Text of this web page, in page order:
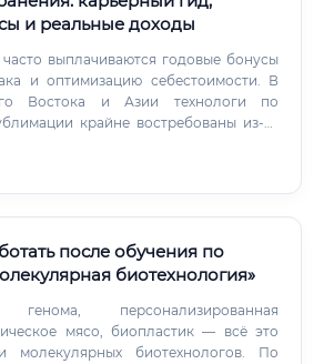
и реальные доходы
выплачиваются годовые бонусы
и оптимизацию себестоимости. В
Востока и Азии технологи по
крайне востребованы из-за
долларов в месяц.
после обучения по
биотехнология»
генома, персонализированная
мясо, биопластик — всё это
молекулярных биотехнологов. По